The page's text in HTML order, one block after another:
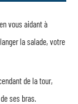
vous aidant à
la salade, votre
de la tour,
ses bras.